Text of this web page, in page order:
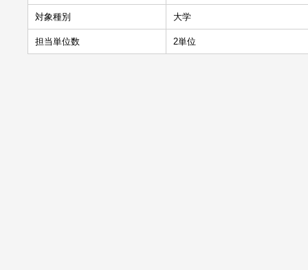
対象種別 大学
担当単位数 2単位